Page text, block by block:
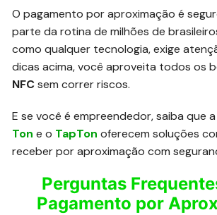
O pagamento por aproximação é
parte da rotina de milhões de
como qualquer tecnologia, exige
dicas acima, você aproveita todos os
NFCsem correr riscos.
E se você é empreendedor, saiba que a
Ton e o TapTon oferecem soluções
receber por aproximação com
Perguntas
Pagamento por